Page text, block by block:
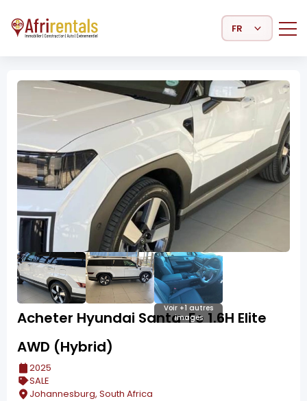
Select Language
Voir +1 autres
images
Acheter Hyundai Santa-Fe 1.6H Elite
AWD (Hybrid)
2025
SALE
Johannesburg, South Africa